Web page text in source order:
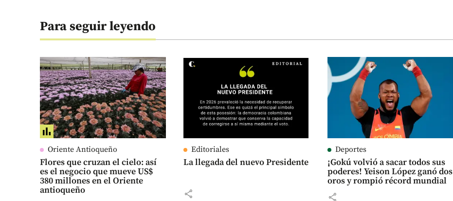
Para seguir leyendo
Oriente Antioqueño
Flores que cruzan el cielo: así
es el negocio que mueve US$
380 millones en el Oriente
antioqueño
Editoriales
La llegada del nuevo Presidente
share
Deportes
¡Gokú volvió a sacar todos sus
poderes! Yeison López ganó dos
oros y rompió récord mundial
share